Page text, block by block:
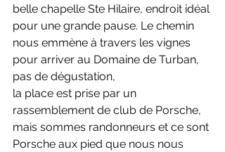
belle chapelle Ste Hilaire, endroit idéal
pour une grande pause. Le chemin
nous emmène à travers les vignes
pour arriver au Domaine de Turban,
pas de dégustation,
la place est prise par un
rassemblement de club de Porsche,
mais sommes randonneurs et ce sont
Porsche aux pied que nous nous